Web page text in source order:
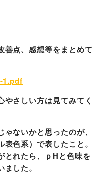
善点、感想等をまとめて
1.pdf
やさしい方は見てみてく
ないかと思ったのが、
色系）で表したこと。
とれたら、ｐHと色味を
した。